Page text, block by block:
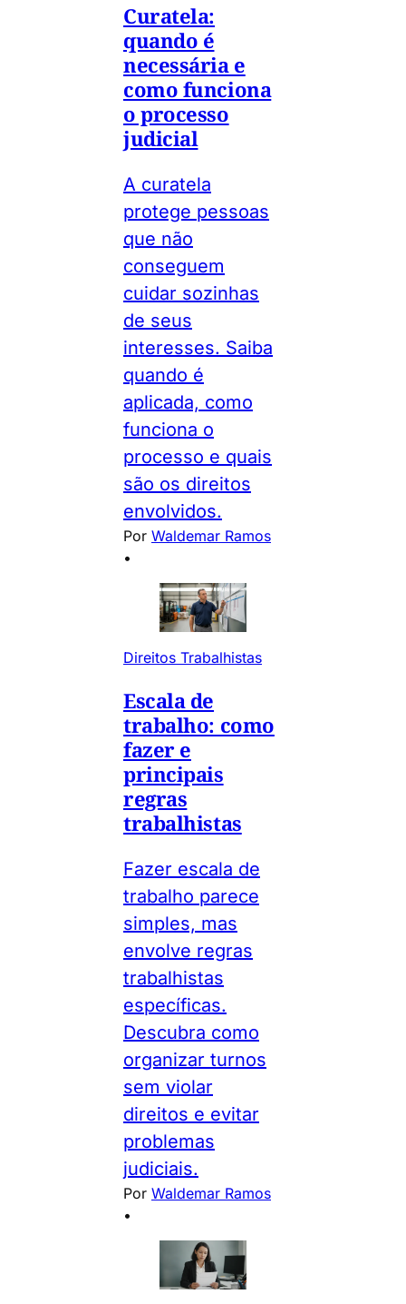
Curatela:
quando é
necessária e
como funciona
o processo
judicial
A curatela
protege pessoas
que não
conseguem
cuidar sozinhas
de seus
interesses. Saiba
quando é
aplicada, como
funciona o
processo e quais
são os direitos
envolvidos.
Por Waldemar Ramos
•
Direitos Trabalhistas
Escala de
trabalho: como
fazer e
principais
regras
trabalhistas
Fazer escala de
trabalho parece
simples, mas
envolve regras
trabalhistas
específicas.
Descubra como
organizar turnos
sem violar
direitos e evitar
problemas
judiciais.
Por Waldemar Ramos
•